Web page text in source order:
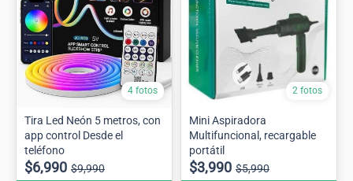
4 fotos
Tira Led Neón 5 metros, con
app control Desde el
teléfono
$6,990 $9,990
2 fotos
Mini Aspiradora
Multifuncional, recargable
portátil
$3,990 $5,990